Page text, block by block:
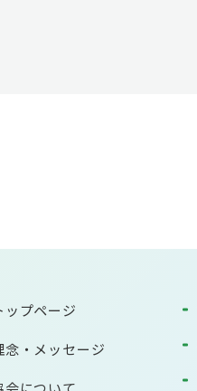
ップページ
念・メッセージ